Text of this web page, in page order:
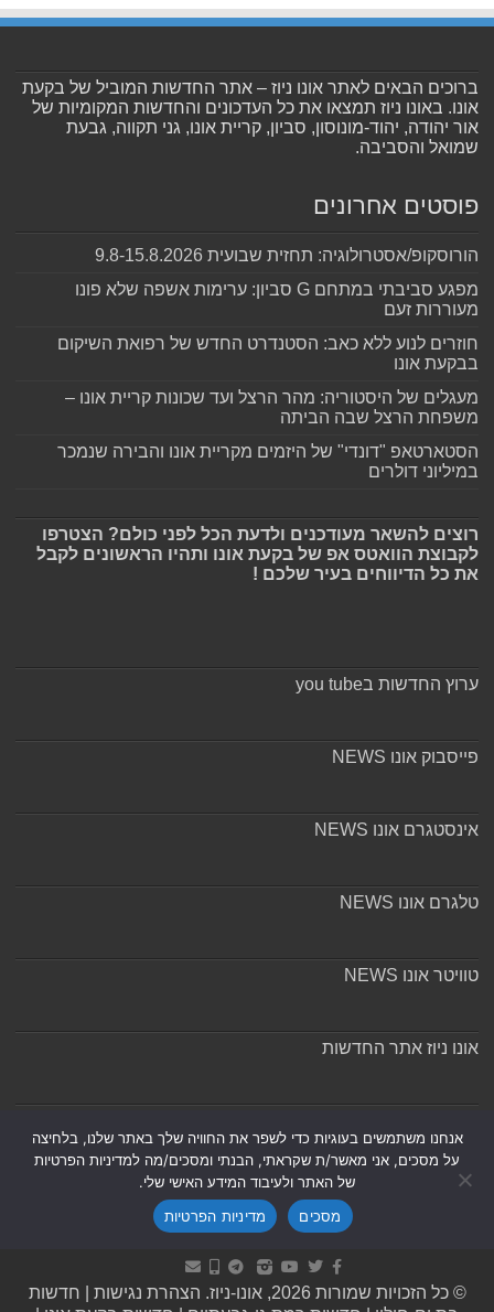
ברוכים הבאים לאתר אונו ניוז – אתר החדשות המוביל של בקעת
אונו. באונו ניוז תמצאו את כל העדכונים והחדשות המקומיות של
אור יהודה, יהוד-מונוסון, סביון, קריית אונו, גני תקווה, גבעת
שמואל והסביבה.
פוסטים אחרונים
הורוסקופ/אסטרולוגיה: תחזית שבועית 9.8-15.8.2026
מפגע סביבתי במתחם G סביון: ערימות אשפה שלא פונו
מעוררות זעם
חוזרים לנוע ללא כאב: הסטנדרט החדש של רפואת השיקום
בבקעת אונו
מעגלים של היסטוריה: מהר הרצל ועד שכונות קריית אונו –
משפחת הרצל שבה הביתה
הסטארטאפ "דונדי" של היזמים מקריית אונו והבירה שנמכר
במיליוני דולרים
רוצים להשאר מעודכנים ולדעת הכל לפני כולם? הצטרפו
לקבוצת הוואטס אפ של בקעת אונו ותהיו הראשונים לקבל
את כל הדיווחים בעיר שלכם !
ערוץ החדשות בyou tube
פייסבוק אונו NEWS
אינסטגרם אונו NEWS
טלגרם אונו NEWS
טוויטר אונו NEWS
אונו ניוז אתר החדשות
© כל הזכויות שמורות 2026, אונו-ניוז. הצהרת נגישות
חדשות
אנחנו משתמשים בעוגיות כדי לשפר את החוויה שלך באתר שלנו, בלחיצה
על מסכים, אני מאשר/ת שקראתי, הבנתי ומסכים/מה למדיניות הפרטיות
של האתר ולעיבוד המידע האישי שלי.
מסכים
מדיניות הפרטיות